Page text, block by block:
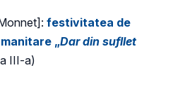
festivitatea de
„Dar din sufllet
III-a)